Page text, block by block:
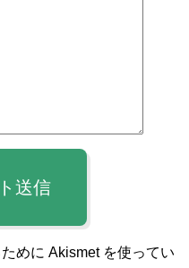
送信
めに Akismet を使ってい